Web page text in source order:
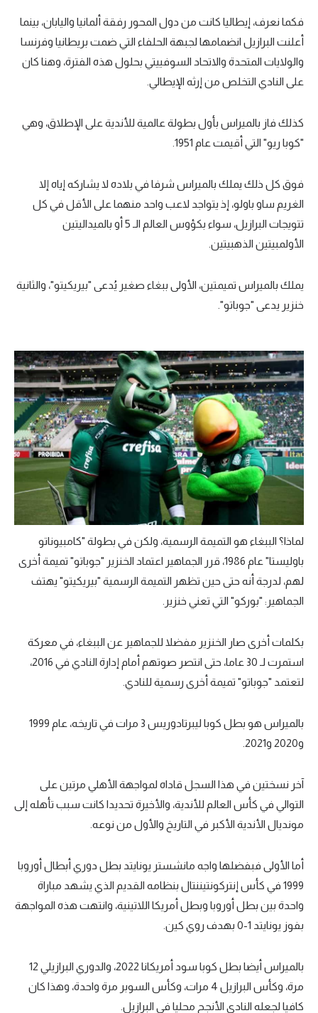
فكما نعرف، إيطاليا كانت من دول المحور رفقة ألمانيا واليابان، بينما
أعلنت البرازيل انضمامها لجبهة الحلفاء التي ضمت بريطانيا وفرنسا
والولايات المتحدة والاتحاد السوفييتي بحلول هذه الفترة، وهنا كان
على النادي التخلص من إرثه الإيطالي.
كذلك فاز بالميراس بأول بطولة عالمية للأندية على الإطلاق، وهي
"كوبا ريو" التي أقيمت عام 1951.
فوق كل ذلك يملك بالميراس شرفا في بلاده لا يشاركه إياه إلا
الغريم ساو باولو، إذ يتواجد لاعب واحد منهما على الأقل في كل
تتويجات البرازيل، سواء بكؤوس العالم الـ 5 أو بالميداليتين
الأولمبيتين الذهبيتين.
يملك بالميراس تميمتين، الأولى ببغاء صغير يُدعى "بيريكيتو"، والثانية
خنزير يدعى "جوباتو".
لماذا؟ الببغاء هو التميمة الرسمية، ولكن في بطولة "كامبيوناتو
باوليستا" عام 1986، قرر الجماهير اعتماد الخنزير "جوباتو" تميمة أخرى
لهم، لدرجة أنه حتى حين تظهر التميمة الرسمية "بيريكيتو" يهتف
الجماهير: "بوركو" التي تعني خنزير.
بكلمات أخرى صار الخنزير مفضلا للجماهير عن الببغاء، في معركة
استمرت لـ 30 عاما، حتى انتصر صوتهم أمام إدارة النادي في 2016،
لتعتمد "جوباتو" تميمة أخرى رسمية للنادي.
بالميراس هو بطل كوبا ليبرتادوريس 3 مرات في تاريخه، عام 1999
و2020 و2021.
آخر نسختين في هذا السجل قاداه لمواجهة الأهلي مرتين على
التوالي في كأس العالم للأندية، والأخيرة تحديدا كانت سبب تأهله إلى
مونديال الأندية الأكبر في التاريخ والأول من نوعه.
أما الأولى فبفضلها واجه مانشستر يونايتد بطل دوري أبطال أوروبا
1999 في كأس إنتركونتيننتال بنظامه القديم الذي يشهد مباراة
واحدة بين بطل أوروبا وبطل أمريكا اللاتينية، وانتهت هذه المواجهة
بفوز يونايتد 1-0 بهدف روي كين.
بالميراس أيضا بطل كوبا سود أمريكانا 2022، والدوري البرازيلي 12
مرة، وكأس البرازيل 4 مرات، وكأس السوبر مرة واحدة، وهذا كان
كافيا لجعله النادي الأنجح محليا في البرازيل.